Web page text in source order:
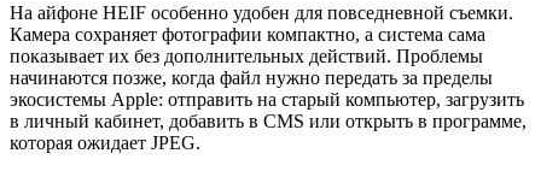
На айфоне HEIF особенно удобен для повседневной съемки.
Камера сохраняет фотографии компактно, а система сама
показывает их без дополнительных действий. Проблемы
начинаются позже, когда файл нужно передать за пределы
экосистемы Apple: отправить на старый компьютер, загрузить
в личный кабинет, добавить в CMS или открыть в программе,
которая ожидает JPEG.